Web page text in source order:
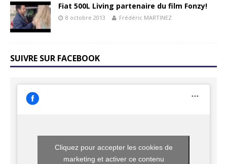
Fiat 500L Living partenaire du film Fonzy!
8 octobre 2013 Frédéric MARTINEZ
SUIVRE SUR FACEBOOK
Cliquez pour accepter les cookies de
marketing et activer ce contenu